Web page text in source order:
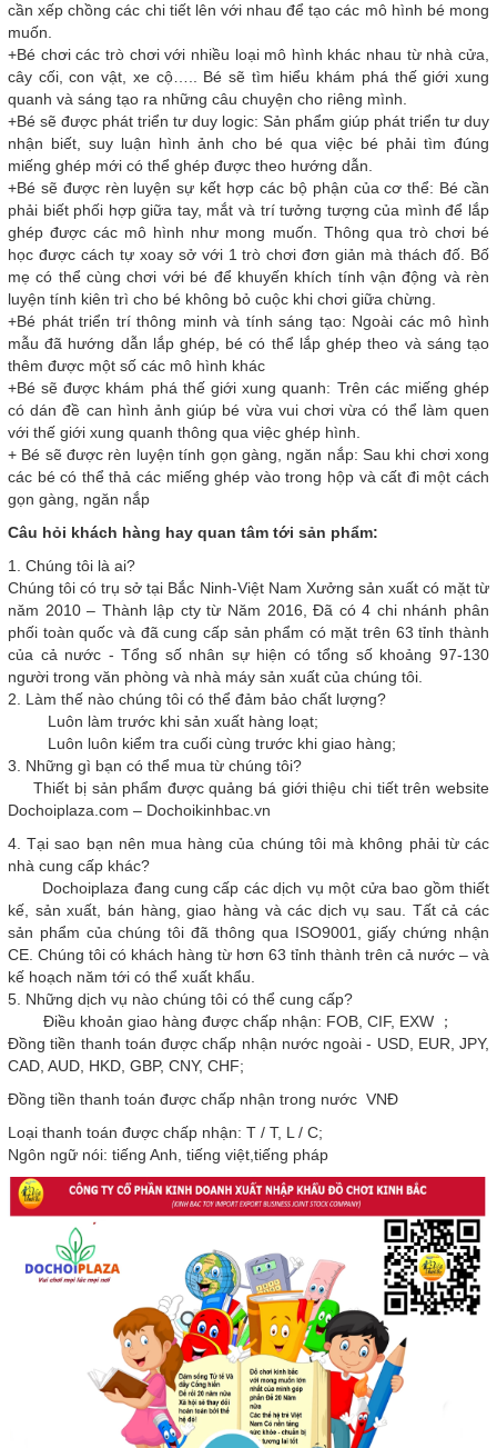
cần xếp chồng các chi tiết lên với nhau để tạo các mô hình bé mong
muốn.
+Bé chơi các trò chơi với nhiều loại mô hình khác nhau từ nhà cửa,
cây cối, con vật, xe cộ….. Bé sẽ tìm hiểu khám phá thế giới xung
quanh và sáng tạo ra những câu chuyện cho riêng mình.
+Bé sẽ được phát triển tư duy logic: Sản phẩm giúp phát triển tư duy
nhận biết, suy luận hình ảnh cho bé qua việc bé phải tìm đúng
miếng ghép mới có thể ghép được theo hướng dẫn.
+Bé sẽ được rèn luyện sự kết hợp các bộ phận của cơ thể: Bé cần
phải biết phối hợp giữa tay, mắt và trí tưởng tượng của mình để lắp
ghép được các mô hình như mong muốn. Thông qua trò chơi bé
học được cách tự xoay sở với 1 trò chơi đơn giản mà thách đố. Bố
mẹ có thể cùng chơi với bé để khuyến khích tính vận động và rèn
luyện tính kiên trì cho bé không bỏ cuộc khi chơi giữa chừng.
+Bé phát triển trí thông minh và tính sáng tạo: Ngoài các mô hình
mẫu đã hướng dẫn lắp ghép, bé có thể lắp ghép theo và sáng tạo
thêm được một số các mô hình khác
+Bé sẽ được khám phá thế giới xung quanh: Trên các miếng ghép
có dán đề can hình ảnh giúp bé vừa vui chơi vừa có thể làm quen
với thế giới xung quanh thông qua việc ghép hình.
+ Bé sẽ được rèn luyện tính gọn gàng, ngăn nắp: Sau khi chơi xong
các bé có thể thả các miếng ghép vào trong hộp và cất đi một cách
gọn gàng, ngăn nắp
Câu hỏi khách hàng hay quan tâm tới sản phẩm:
1. Chúng tôi là ai?
Chúng tôi có trụ sở tại Bắc Ninh-Việt Nam Xưởng sản xuất có mặt từ
năm 2010 – Thành lập cty từ Năm 2016, Đã có 4 chi nhánh phân
phối toàn quốc và đã cung cấp sản phẩm có mặt trên 63 tỉnh thành
của cả nước - Tổng số nhân sự hiện có tổng số khoảng 97-130
người trong văn phòng và nhà máy sản xuất của chúng tôi.
2. Làm thế nào chúng tôi có thể đảm bảo chất lượng?
Luôn làm trước khi sản xuất hàng loạt;
Luôn luôn kiểm tra cuối cùng trước khi giao hàng;
3. Những gì bạn có thể mua từ chúng tôi?
Thiết bị sản phẩm được quảng bá giới thiệu chi tiết trên website
Dochoiplaza.com – Dochoikinhbac.vn
4. Tại sao bạn nên mua hàng của chúng tôi mà không phải từ các
nhà cung cấp khác?
Dochoiplaza đang cung cấp các dịch vụ một cửa bao gồm thiết
kế, sản xuất, bán hàng, giao hàng và các dịch vụ sau. Tất cả các
sản phẩm của chúng tôi đã thông qua ISO9001, giấy chứng nhận
CE. Chúng tôi có khách hàng từ hơn 63 tỉnh thành trên cả nước – và
kế hoạch năm tới có thể xuất khẩu.
5. Những dịch vụ nào chúng tôi có thể cung cấp?
Điều khoản giao hàng được chấp nhận: FOB, CIF, EXW ；
Đồng tiền thanh toán được chấp nhận nước ngoài - USD, EUR, JPY,
CAD, AUD, HKD, GBP, CNY, CHF;
Đồng tiền thanh toán được chấp nhận trong nước VNĐ
Loại thanh toán được chấp nhận: T / T, L / C;
Ngôn ngữ nói: tiếng Anh, tiếng việt,tiếng pháp